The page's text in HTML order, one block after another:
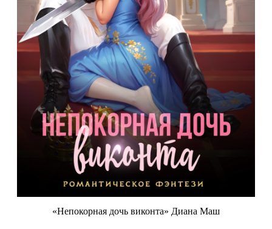
«Непокорная дочь виконта» Диана Маш